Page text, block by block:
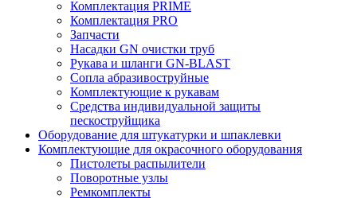
Комплектация PRIME
Комплектация PRO
Запчасти
Насадки GN очистки труб
Рукава и шланги GN-BLAST
Сопла абразивоструйные
Комплектующие к рукавам
Средства индивидуальной защиты
пескоструйщика
Оборудование для штукатурки и шпаклевки
Комплектующие для окрасочного оборудования
Пистолеты распылители
Поворотные узлы
Ремкомплекты